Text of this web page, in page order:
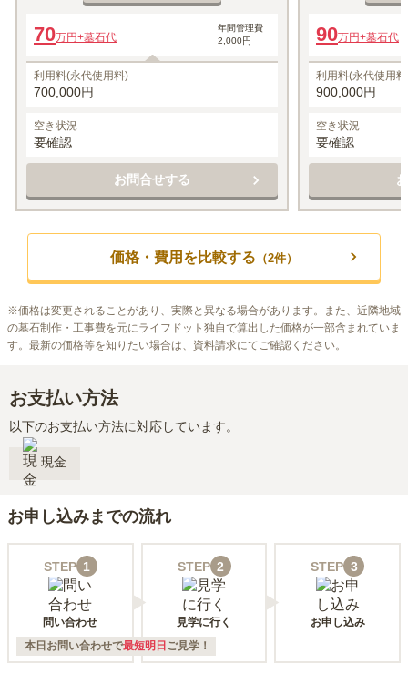
70万円+墓石代
年間管理費
2,000円
利用料(永代使用料)
700,000円
空き状況
要確認
お問合せする
90万円+墓石代
利用料(永代使用
900,000円
空き状況
要確認
価格・費用を比較する （2件）
※価格は変更されることがあり、実際と異なる場合があります。また、近隣地域
の墓石制作・工事費を元にライフドット独自で算出した価格が一部含まれていま
す。最新の価格等を知りたい場合は、資料請求にてご確認ください。
お支払い方法
以下のお支払い方法に対応しています。
現金
お申し込みまでの流れ
STEP 1
問い合わせ
STEP 2
見学に行く
STEP 3
お申し込み
本日お問い合わせで最短明日 ご見学！